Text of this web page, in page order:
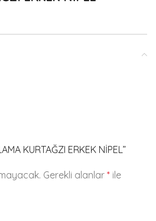
KURTAĞZI ERKEK NİPEL”
Gerekli alanlar * ile